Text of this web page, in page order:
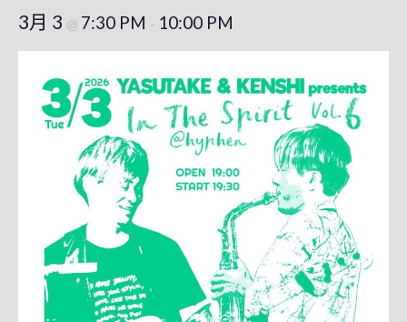
3月 3 @ 7:30 PM - 10:00 PM